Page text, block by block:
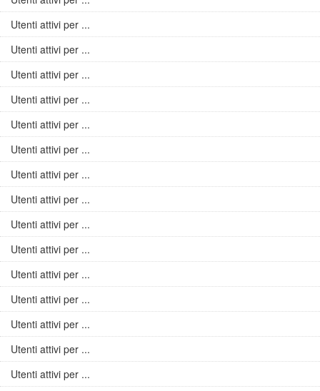
Utenti attivi per ...
Utenti attivi per ...
Utenti attivi per ...
Utenti attivi per ...
Utenti attivi per ...
Utenti attivi per ...
Utenti attivi per ...
Utenti attivi per ...
Utenti attivi per ...
Utenti attivi per ...
Utenti attivi per ...
Utenti attivi per ...
Utenti attivi per ...
Utenti attivi per ...
Utenti attivi per ...